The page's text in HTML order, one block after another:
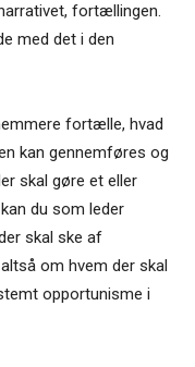
fortællingen.
med det i den
fortælle, hvad
kan gennemføres og
skal gøre et eller
du som leder
skal ske af
om hvem der skal
opportunisme i